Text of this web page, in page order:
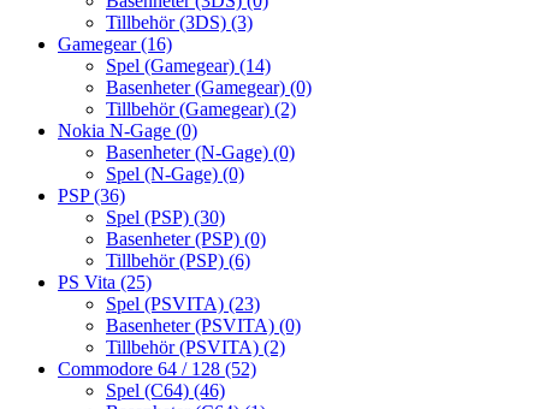
Tillbehör (3DS) (3)
Gamegear(16)
Spel (Gamegear) (14)
Basenheter (Gamegear) (0)
Tillbehör (Gamegear) (2)
Nokia N-Gage (0)
Basenheter (N-Gage) (0)
Spel (N-Gage) (0)
PSP(36)
Spel (PSP) (30)
Basenheter (PSP) (0)
Tillbehör (PSP) (6)
PS Vita (25)
Spel (PSVITA) (23)
Basenheter (PSVITA) (0)
Tillbehör (PSVITA) (2)
Commodore 64 / 128 (52)
Spel (C64) (46)